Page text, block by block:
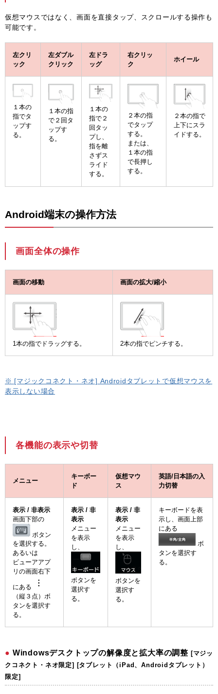
仮想マウスではなく、画面を直接タップ、スクロールする操作も
可能です。
左クリ
ック
左ダブル
クリック
左ドラ
ッグ
右クリッ
ク
ホイール
１本の
指でタ
ップす
る。
１本の指
で２回タ
ップす
る。
１本の
指で２
回タッ
プし、
指を離
さずス
ライド
する。
２本の指
でタップ
する。
または、
１本の指
で長押し
する。
２本の指で
上下にスラ
イドする。
Android端末の操作方法
画面全体の操作
画面の移動 画面の拡大/縮小
1本の指でドラッグする。 2本の指でピンチする。
※ [マジックコネクト・ネオ] Androidタブレットで仮想マウスを
表示しない場合
各機能の表示や切替
メニュー
キーボー
ド
仮想マウ
ス
英語/日本語の入
力切替
表示 / 非表示
画面下部の
ボタン
を選択する。
あるいは
ビューアアプ
リの画面右下
にある
（縦３点）ボ
タンを選択す
る。
表示 / 非
表示
メニュー
を表示
し、
ボタンを
選択す
る。
表示 / 非
表示
メニュー
を表示
し、
ボタンを
選択す
る。
キーボードを表
示し、画面上部
にある
ボ
タンを選択す
る。
Windowsデスクトップの解像度と拡大率の調整 [マジッ
クコネクト・ネオ限定] [タブレット（iPad、Androidタブレット）
限定]